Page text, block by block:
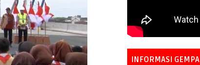
INFORMASI GEMPA